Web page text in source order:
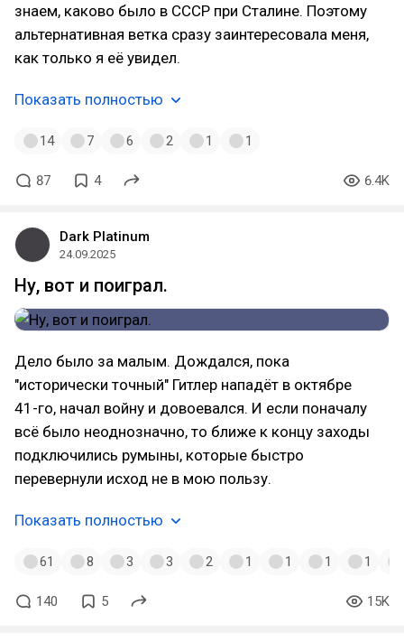
знаем, каково было в СССР при Сталине. Поэтому
альтернативная ветка сразу заинтересовала меня,
как только я её увидел.
Показать полностью
14 7 6 2 1 1
87 4 6.4K
Dark Platinum
24.09.2025
Ну, вот и поиграл.
Дело было за малым. Дождался, пока
"исторически точный" Гитлер нападёт в октябре
41-го, начал войну и довоевался. И если поначалу
всё было неоднозначно, то ближе к концу заходы
подключились румыны, которые быстро
перевернули исход не в мою пользу.
Показать полностью
61 8 3 3 2 1 1 1 1
140 5 15K